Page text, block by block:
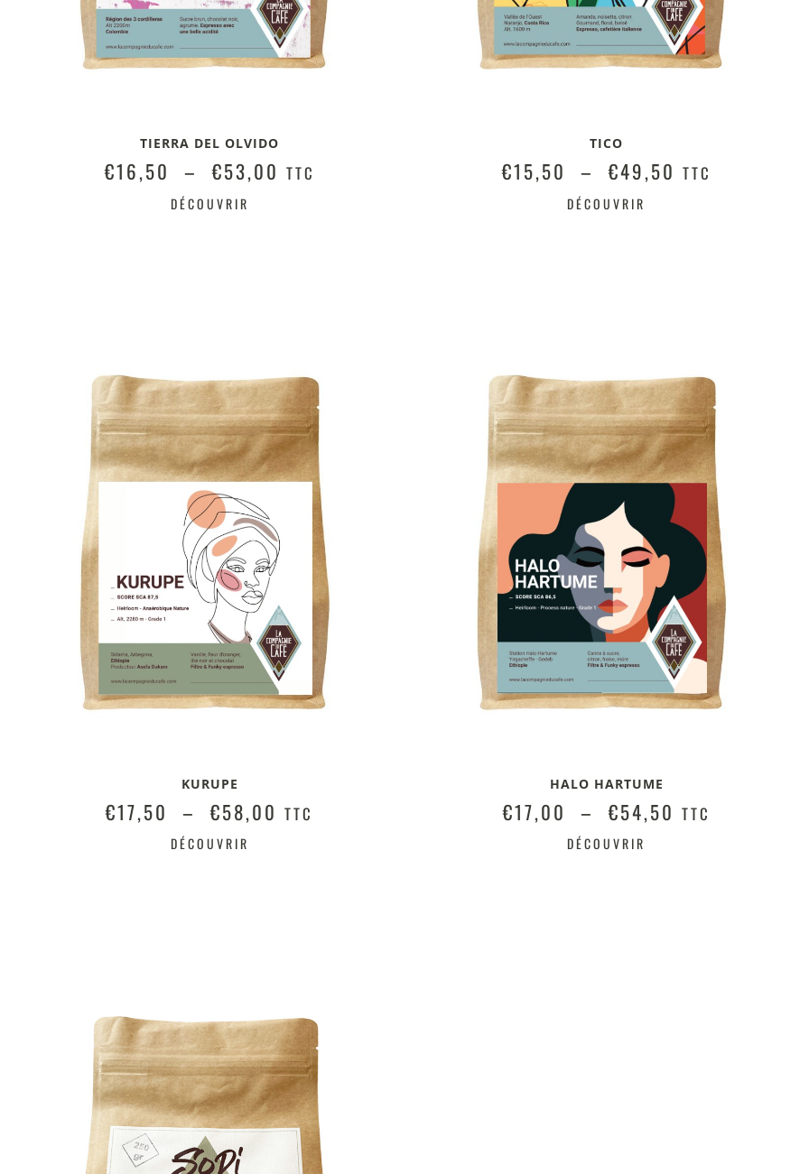
TIERRA DEL OLVIDO
€16,50 – €53,00 TTC
DÉCOUVRIR
TICO
€15,50 – €49,50 TTC
DÉCOUVRIR
KURUPE
€17,50 – €58,00 TTC
DÉCOUVRIR
HALO HARTUME
€17,00 – €54,50 TTC
DÉCOUVRIR